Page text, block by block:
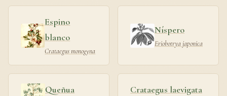
Espino
blanco
Crataegus monogyna
Níspero
Eriobotrya japonica
Queñua Crataegus laevigata